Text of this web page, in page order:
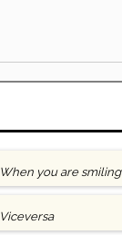
When you are smiling
Viceversa